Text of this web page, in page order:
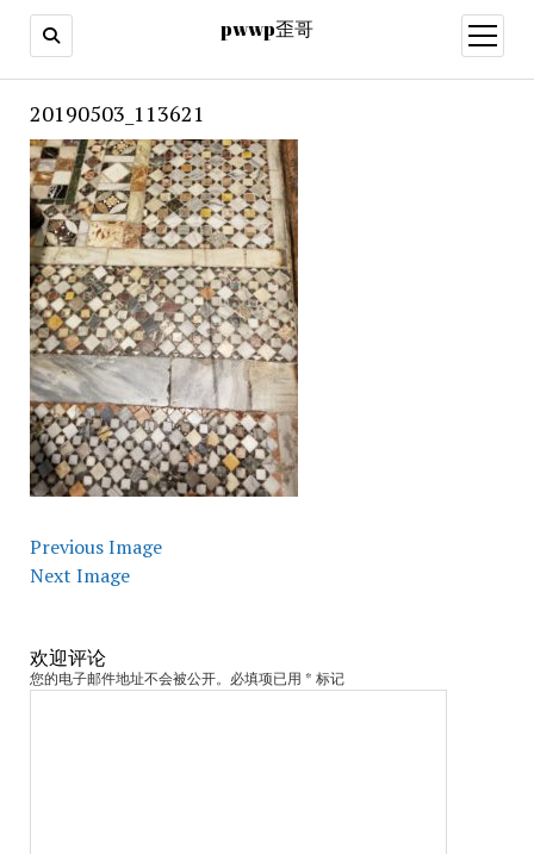
pwwp歪哥
open
menu
20190503_113621
Previous Image
Next Image
欢迎评论
您的电子邮件地址不会被公开。必填项已用 * 标记